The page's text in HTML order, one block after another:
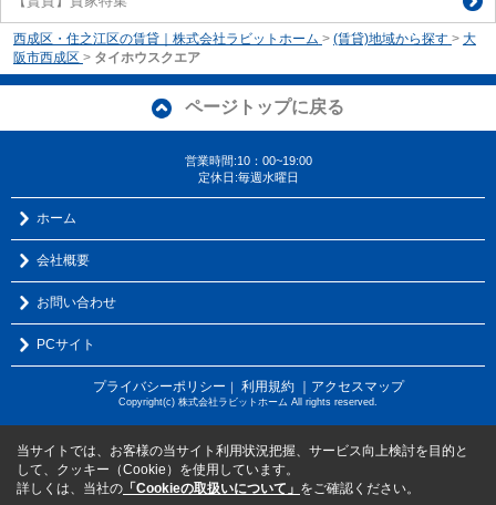
西成区・住之江区の賃貸｜株式会社ラビットホーム > (賃貸)地域から探す > 大
阪市西成区 > タイホウスクエア
ページトップに戻る
営業時間:10：00~19:00
定休日:毎週水曜日
ホーム
会社概要
お問い合わせ
PCサイト
プライバシーポリシー 利用規約 ｜アクセスマップ
Copyright(c) 株式会社ラビットホーム All rights reserved.
当サイトでは、お客様の当サイト利用状況把握、サービス向上検討を目的と
して、クッキー（Cookie）を使用しています。
詳しくは、当社の 「Cookieの取扱いについて」 をご確認ください。